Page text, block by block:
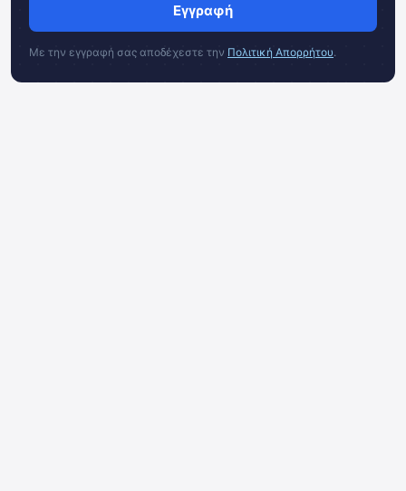
Εγγραφή
Με την εγγραφή σας αποδέχεστε την Πολιτική Απορρήτου.